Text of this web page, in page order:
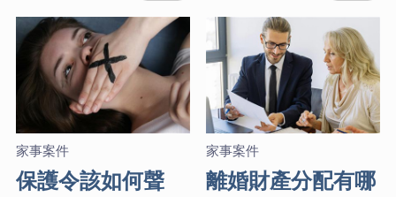
家事案件
保護令該如何聲
家事案件
離婚財產分配有哪